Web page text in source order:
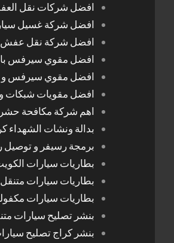
افضل شركات نقل
افضل شركة غسيل
افضل شركة نقل عفش و
افضل مقوي سيرفس
افضل مقوي سيرفس و
افضل مقويات شبكات
اهم شركة مكافحة
بدالة ونشات
برمجة رسيفر و توصيل ريموت 24 ساعة في
بطاريات سيارات
بطاريات سيارات
بطاريات سيارات
بنشر تصليح سيارات
بنشر كراج تصليح